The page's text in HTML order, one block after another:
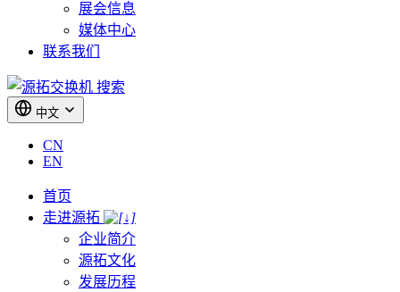
展会信息
媒体中心
联系我们
搜索
中文
CN
EN
首页
走进源拓
企业简介
源拓文化
发展历程